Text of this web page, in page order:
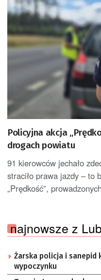
Policyjna akcja
drogach powiatu
91 kierowców jechało
straciło prawa jazdy – to
„Prędkość”,
najnowsze z
Żarska policja i
wypoczynku